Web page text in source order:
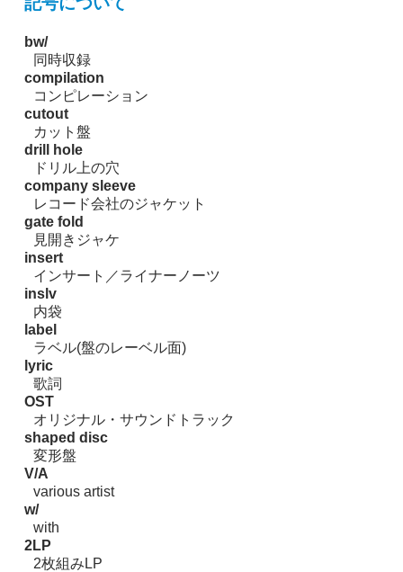
bw/
同時収録
compilation
コンピレーション
cutout
カット盤
drill hole
ドリル上の穴
company sleeve
レコード会社のジャケット
gate fold
見開きジャケ
insert
インサート／ライナーノーツ
inslv
内袋
label
ラベル(盤のレーベル面)
lyric
歌詞
OST
オリジナル・サウンドトラック
shaped disc
変形盤
V/A
various artist
w/
with
2LP
2枚組みLP